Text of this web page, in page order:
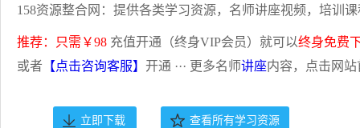
158资源整合网：提供各类学习资源，名师讲座视频，培训
推荐：只需￥98 充值开通（终身VIP会员）就可以终身免费
或者 【点击咨询客服】 开通 ··· 更多名师讲座内容，点击网
立即下载 查看所有学习资源